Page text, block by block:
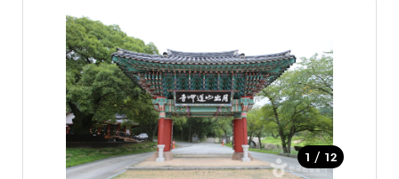
1 / 12